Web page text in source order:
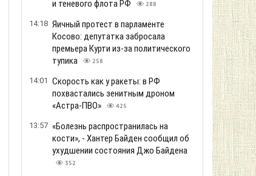
и теневого флота РФ
288
14:18 Яичный протест в парламенте
Косово: депутатка забросала
премьера Курти из-за политического
тупика
258
14:01 Скорость как у ракеты: в РФ
похвастались зенитным дроном
«Астра-ПВО»
425
13:57 «Болезнь распространилась на
кости», - Хантер Байден сообщил об
ухудшении состояния Джо Байдена
352